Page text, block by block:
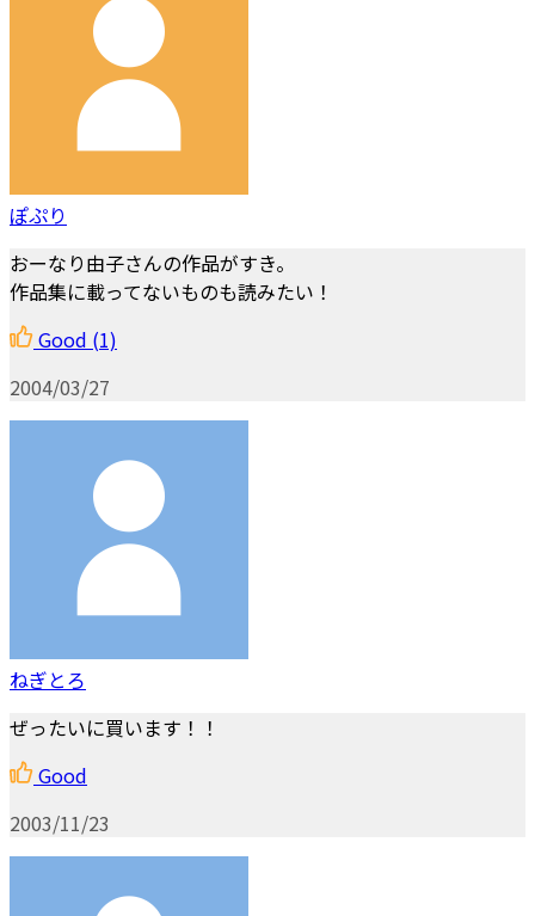
ぽぷり
おーなり由子さんの作品がすき。
作品集に載ってないものも読みたい！
Good (1)
2004/03/27
ねぎとろ
ぜったいに買います！！
Good
2003/11/23